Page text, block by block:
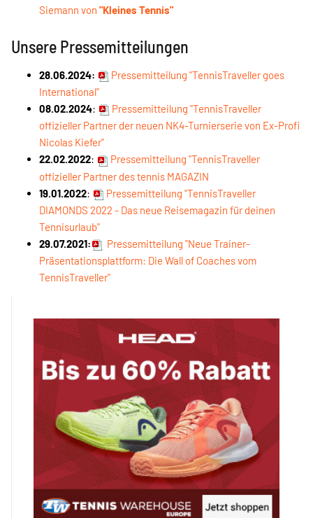
Siemann von "Kleines Tennis"
Unsere Pressemitteilungen
28.06.2024:
Pressemitteilung "TennisTraveller goes
International"
08.02.2024: Pressemitteilung "TennisTraveller
offizieller Partner der neuen NK4-Turnierserie von Ex-Profi
Nicolas Kiefer"
22.02.2022:
Pressemitteilung "TennisTraveller
offizieller Partner des tennis MAGAZIN
19.01.2022:
Pressemitteilung "TennisTraveller
DIAMONDS 2022 - Das neue Reisemagazin für deinen
Tennisurlaub"
29.07.2021:
Pressemitteilung "Neue Trainer-
Präsentationsplattform: Die Wall of Coaches vom
TennisTraveller"